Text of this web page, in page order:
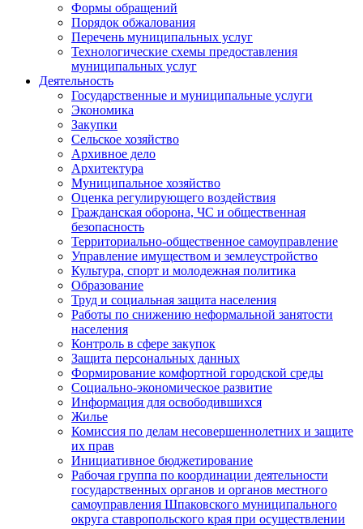
Формы обращений
Порядок обжалования
Перечень муниципальных услуг
Технологические схемы предоставления
муниципальных услуг
Деятельность
Государственные и муниципальные услуги
Экономика
Закупки
Сельское хозяйство
Архивное дело
Архитектура
Муниципальное хозяйство
Оценка регулирующего воздействия
Гражданская оборона, ЧС и общественная
безопасность
Территориально-общественное самоуправление
Управление имуществом и землеустройство
Культура, спорт и молодежная политика
Образование
Труд и социальная защита населения
Работы по снижению неформальной занятости
населения
Контроль в сфере закупок
Защита персональных данных
Формирование комфортной городской среды
Социально-экономическое развитие
Информация для освободившихся
Жилье
Комиссия по делам несовершеннолетних и защите
их прав
Инициативное бюджетирование
Рабочая группа по координации деятельности
государственных органов и органов местного
самоуправления Шпаковского муниципального
округа ставропольского края при осуществлении